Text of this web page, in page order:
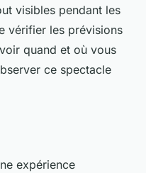
visibles pendant les
vérifier les prévisions
quand et où vous
ce spectacle
expérience